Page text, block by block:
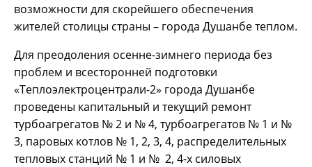
возможности для скорейшего обеспечения
жителей столицы страны – города Душанбе теплом.
Для преодоления осенне-зимнего периода без
проблем и всесторонней подготовки
«Теплоэлектроцентрали-2» города Душанбе
проведены капитальный и текущий ремонт
турбоагрегатов № 2 и № 4, турбоагрегатов № 1 и №
3, паровых котлов № 1, 2, 3, 4, распределительных
тепловых станций № 1 и № 2, 4-х силовых